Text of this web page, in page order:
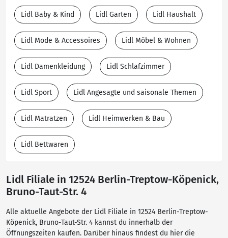
Lidl Baby & Kind Lidl Garten Lidl Haushalt
Lidl Mode & Accessoires Lidl Möbel & Wohnen
Lidl Damenkleidung Lidl Schlafzimmer
Lidl Sport Lidl Angesagte und saisonale Themen
Lidl Matratzen Lidl Heimwerken & Bau
Lidl Bettwaren
Lidl Filiale in 12524 Berlin-Treptow-Köpenick,
Bruno-Taut-Str. 4
Alle aktuelle Angebote der Lidl Filiale in 12524 Berlin-Treptow-
Köpenick, Bruno-Taut-Str. 4 kannst du innerhalb der
Öffnungszeiten kaufen. Darüber hinaus findest du hier die